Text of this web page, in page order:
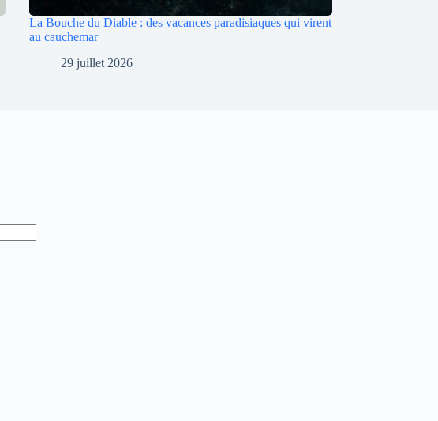
La Bouche du Diable : des vacances paradisiaques qui virent
au cauchemar
29 juillet 2026